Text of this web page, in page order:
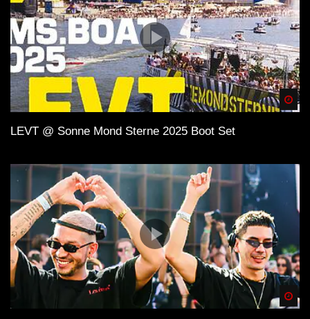
LEVT @ Sonne Mond Sterne 2025 Boot Set